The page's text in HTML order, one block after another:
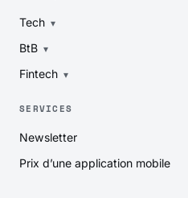
Tech
BtB
Fintech
SERVICES
Newsletter
Prix d’une application mobile